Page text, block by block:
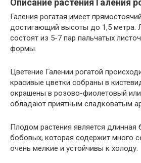
Описание растения Галения
Галения рогатая имеет
достигающий высоты до 1,5 метра.
состоят из 5-7 пар пальчатых
формы.
Цветение Галении рогатой
красивые цветки собраны в
окрашены в розово-фиолетовый
обладают приятным сладковатым
Плодом растения является
бобовых, которая содержит много
очень мелкие и устойчивы к холоду.